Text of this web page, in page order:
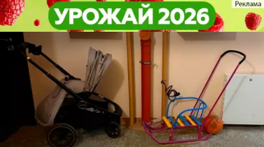
Матерям детей-погодков
захотели выплачивать 2 пособия
Общество Матерям детей-погодков
захотели выплачивать 2 пособия
Общество
Другие новости
по теме
Погода и курсы
валют в Пензе